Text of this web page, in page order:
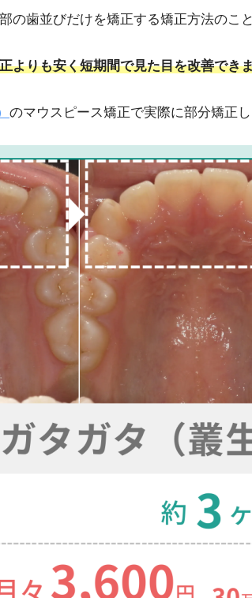
の歯並びだけを矯正する矯正方法のこと
よりも安く短期間で見た目を改善でき
のマウスピース矯正で実際に部分矯正し